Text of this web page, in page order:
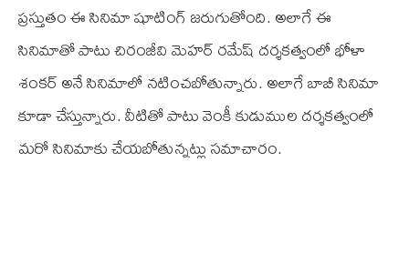
ప్రస్తుతం ఈ సినిమా షూటింగ్ జరుగుతోంది. అలాగే ఈ
సినిమాతో పాటు చిరంజీవి మెహర్ రమేష్ దర్శకత్వంలో భోళా
శంకర్ అనే సినిమాలో నటించబోతున్నారు. అలాగే బాబీ సినిమా
కూడా చేస్తున్నారు. వీటితో పాటు వెంకీ కుడుముల దర్శకత్వంలో
మరో సినిమాకు చేయబోతున్నట్లు సమాచారం.